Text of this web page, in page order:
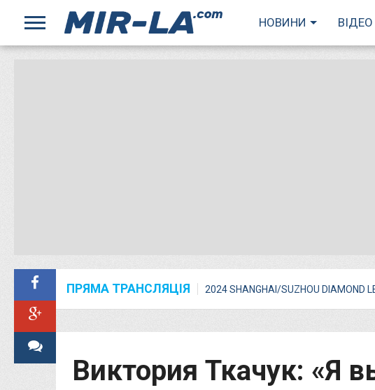
НОВИНИ ВІДЕО
ПРЯМА ТРАНСЛЯЦІЯ 2024 SHANGHAI/SUZHOU DIAMOND
Виктория Ткачук: «Я